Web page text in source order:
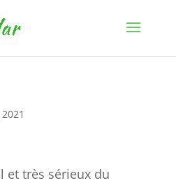
et très sérieux du